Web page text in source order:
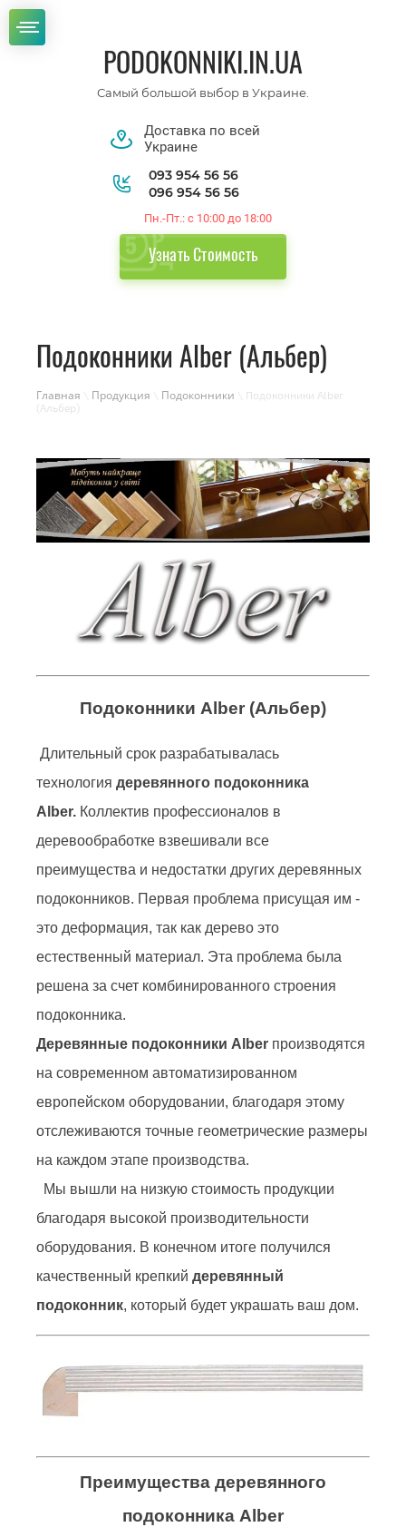
PODOKONNIKI.IN.UA
Самый большой выбор в Украине.
Доставка по всей
Украине
093 954 56 56
096 954 56 56
Пн.-Пт.: с 10:00 до 18:00
Узнать Стоимость
Подоконники Alber (Альбер)
Главная Продукция Подоконники \ Подоконники Alber
(Альбер)
Подоконники Alber (Альбер)
Длительный срок разрабатывалась
технология деревянного подоконника
Alber. Коллектив профессионалов в
деревообработке взвешивали все
преимущества и недостатки других деревянных
подоконников. Первая проблема присущая им -
это деформация, так как дерево это
естественный материал. Эта проблема была
решена за счет комбинированного строения
подоконника.
Деревянные подоконники Alber производятся
на современном автоматизированном
европейском оборудовании, благодаря этому
отслеживаются точные геометрические размеры
на каждом этапе производства.
Мы вышли на низкую стоимость продукции
благодаря высокой производительности
оборудования. В конечном итоге получился
качественный крепкий деревянный
подоконник, который будет украшать ваш дом.
Преимущества деревянного
подоконника Alber